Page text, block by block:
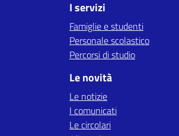
I servizi
Famiglie e studenti
Personale scolastico
Percorsi di studio
Le novità
Le notizie
I comunicati
Le circolari